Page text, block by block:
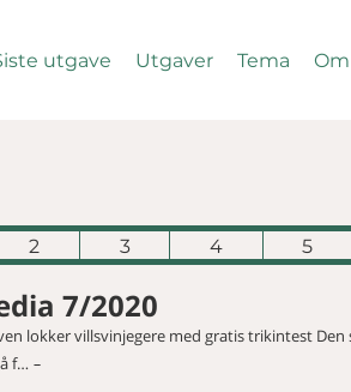
utgave Utgaver Tema
2 3 4 5
7/2020
lokker villsvinjegere med gratis trikintest Den
f…